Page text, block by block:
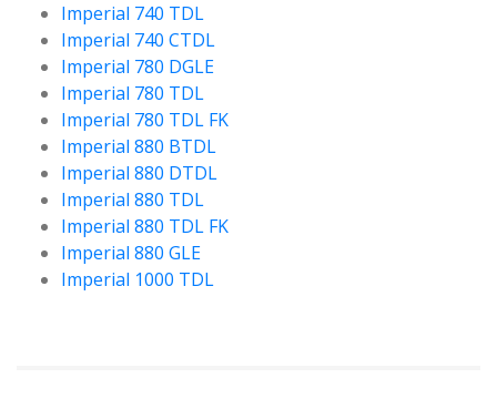
Imperial 740 TDL
Imperial 740 CTDL
Imperial 780 DGLE
Imperial 780 TDL
Imperial 780 TDL FK
Imperial 880 BTDL
Imperial 880 DTDL
Imperial 880 TDL
Imperial 880 TDL FK
Imperial 880 GLE
Imperial 1000 TDL